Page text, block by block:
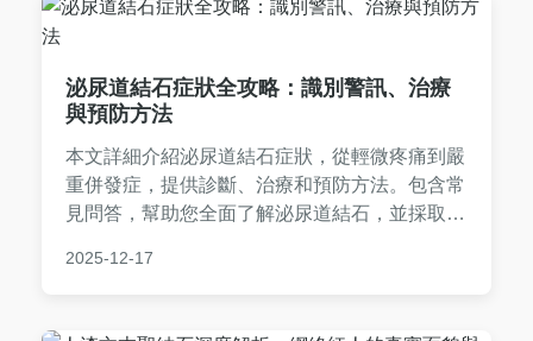
泌尿道結石症狀全攻略：識別警訊、治療
與預防方法
本文詳細介紹泌尿道結石症狀，從輕微疼痛到嚴
重併發症，提供診斷、治療和預防方法。包含常
見問答，幫助您全面了解泌尿道結石，並採取正
強，適合所有關注泌尿健康的人閱讀。
2025-12-17